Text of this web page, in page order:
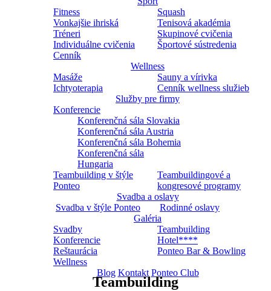
Fitness
Squash
Vonkajšie ihriská
Tenisová akadémia
Tréneri
Skupinové cvičenia
Individuálne cvičenia
Športové sústredenia
Cenník
Wellness
Masáže
Sauny a vírivka
Ichtyoterapia
Cenník wellness služieb
Služby pre firmy
Konferencie
Konferenčná sála Slovakia
Konferenčná sála Austria
Konferenčná sála Bohemia
Konferenčná sála
Hungaria
Teambuilding v štýle
Ponteo
Teambuildingové a
kongresové programy
Svadba a oslavy
Svadba v štýle Ponteo
Rodinné oslavy
Galéria
Svadby
Teambuilding
Konferencie
Hotel****
Reštaurácia
Ponteo Bar & Bowling
Wellness
Blog Kontakt Ponteo Club
Teambuilding